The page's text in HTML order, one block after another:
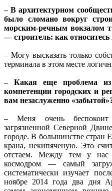
– В архитектурном
было сломано вокруг
морским-речным вокзалом
— строитель: как относитесь
– Могу высказать только
терминала в этом месте
– Какая еще проблема
компетенции городских и
вам незаслуженно
– Меня очень беспокоит
загрязненной Северной
городе. В большинстве стран
крана, некипяченую. Это
отстаем. Между тем у нас
космодром — самый
систематически изучает
ноябре 2014 года два дня